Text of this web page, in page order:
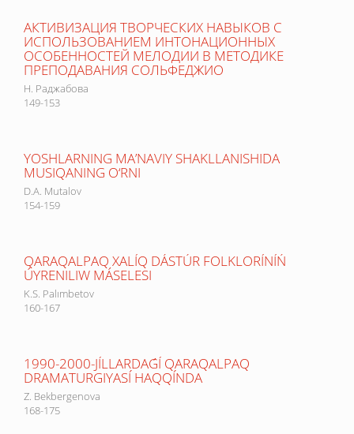
АКТИВИЗАЦИЯ ТВОРЧЕСКИХ НАВЫКОВ С
ИСПОЛЬЗОВАНИЕМ ИНТОНАЦИОННЫХ
ОСОБЕННОСТЕЙ МЕЛОДИИ В МЕТОДИКЕ
ПРЕПОДАВАНИЯ СОЛЬФЕДЖИО
Н. Раджабова
149-153
YOSHLARNING MA’NAVIY SHAKLLANISHIDA
MUSIQANING O‘RNI
D.A. Mutalov
154-159
QARAQALPAQ XALÍQ DÁSTÚR FOLKLORÍNÍŃ
ÚYRENILIW MÁSELESI
K.S. Palımbetov
160-167
1990-2000-JÍLLARDAǴÍ QARAQALPAQ
DRAMATURGIYASÍ HAQQÍNDA
Z. Bekbergenova
168-175